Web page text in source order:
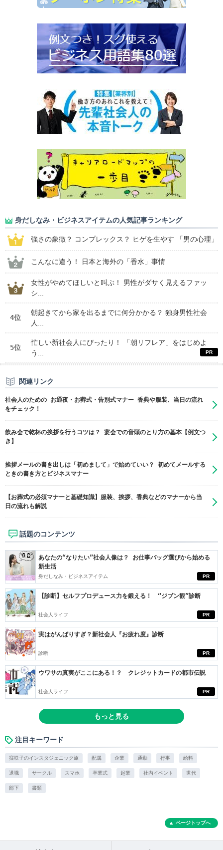
身だしなみ・ビジネスアイテムの人気記事ランキング
強さの象徴？ コンプレックス？ ヒゲを生やす 「男の心理」
こんなに違う！ 日本と海外の「香水」事情
女性がやめてほしいと叫ぶ！ 男性がダサく見えるファッ
シ...
4位
朝起きてから家を出るまでに何分かかる？ 独身男性社会
人...
5位
忙しい新社会人にぴったり！ 「朝リフレア」をはじめよ
う...
関連リンク
社会人のための お通夜・お葬式・告別式マナー 香典や服装、当日の流れ
をチェック！
飲み会で乾杯の挨拶を行うコツは？ 宴会での音頭のとり方の基本【例文つ
き】
挨拶メールの書き出しは「初めまして」で始めていい？ 初めてメールする
ときの書き方とビジネスマナー
【お葬式の必須マナーと基礎知識】服装、挨拶、香典などのマナーから当
日の流れも解説
話題のコンテンツ
PR
あなたの“なりたい”社会人像は？ お仕事バッグ選びから始める
新生活
身だしなみ・ビジネスアイテム
PR
【診断】セルフプロデュース力を鍛える！ “ジブン観”診断
社会人ライフ
PR
実はがんばりすぎ？新社会人『お疲れ度』診断
診断
PR
ウワサの真実がここにある！？ クレジットカードの都市伝説
社会人ライフ
もっと見る
注目キーワード
窪咲子のインスタジェニック旅 配属 企業 通勤 行事 給料
退職 サークル スマホ 卒業式 起業 社内イベント 世代
部下 書類
ページトップへ